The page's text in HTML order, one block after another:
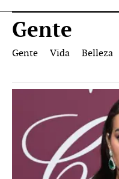
Gente
Gente Vida Belleza